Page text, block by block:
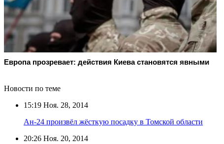
Европа прозревает: действия Киева становятся явными
Новости по теме
15:19 Ноя. 28, 2014
Ан-24 произвёл жёсткую посадку в Томской области
20:26 Ноя. 20, 2014